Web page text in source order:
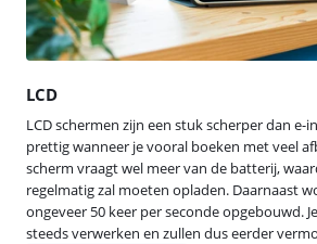
LCD
LCD schermen zijn een stuk scherper dan e-
prettig wanneer je vooral boeken met veel
scherm vraagt wel meer van de batterij,
regelmatig zal moeten opladen. Daarnaast
ongeveer 50 keer per seconde opgebouwd.
steeds verwerken en zullen dus eerder